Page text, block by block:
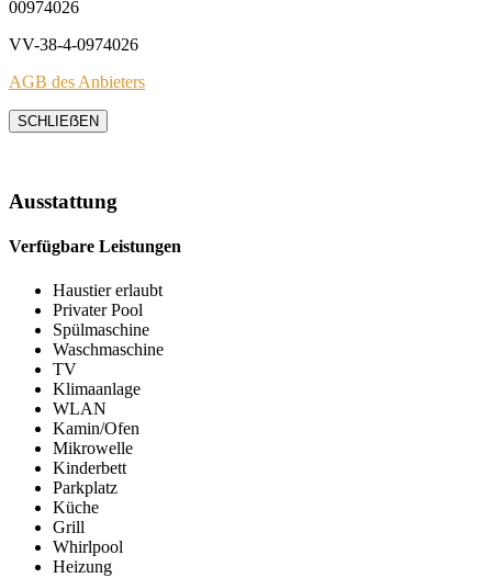
00974026
VV-38-4-0974026
AGB des Anbieters
SCHLIEẞEN
Ausstattung
Verfügbare Leistungen
Haustier erlaubt
Privater Pool
Spülmaschine
Waschmaschine
TV
Klimaanlage
WLAN
Kamin/Ofen
Mikrowelle
Kinderbett
Parkplatz
Küche
Grill
Whirlpool
Heizung